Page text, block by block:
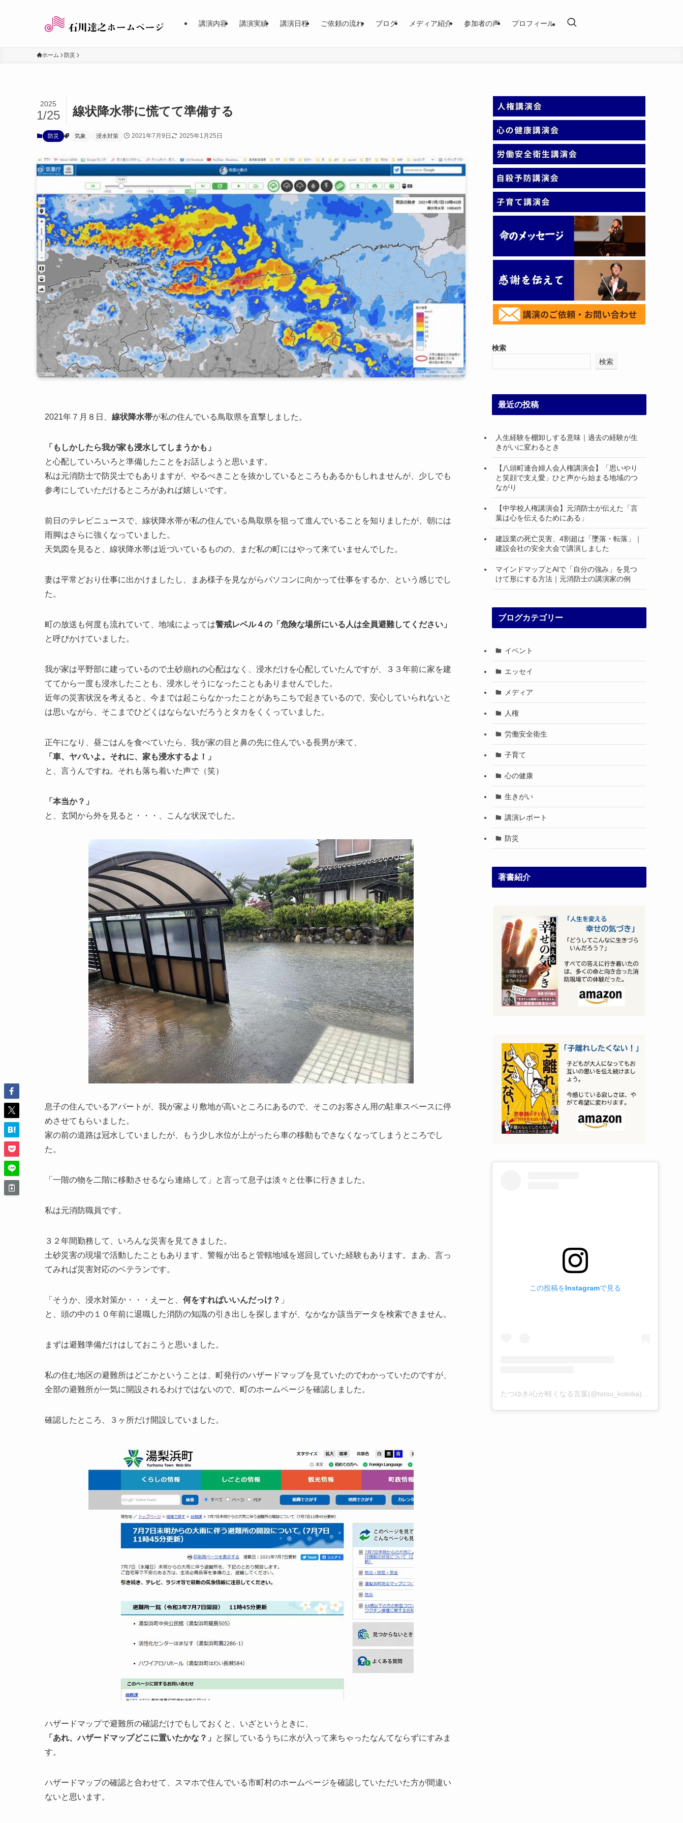
講演内容 講演実績 講演日程 ご依頼の流れ ブログ メディア紹介 参加者の声 プロフィール
ホーム 防災
線状降水帯に慌てて準備する
2025
1/25
防災 気象 浸水対策 2021年7月9日 2025年1月25日
2021年７月８日、 線状降水帯が私の住んでいる鳥取県を直撃しました。
「もしかしたら我が家も浸水してしまうかも」
と心配していろいろと準備したことをお話しようと思います。
私は元消防士で防災士でもありますが、やるべきことを抜かしているところもあるかもしれませんが、少しでも
参考にしていただけるところがあれば嬉しいです。
前日のテレビニュースで、線状降水帯が私の住んでいる鳥取県を狙って進んでいることを知りましたが、朝には
雨脚はさらに強くなっていました。
天気図を見ると、線状降水帯は近づいているものの、まだ私の町にはやって来ていませんでした。
妻は平常どおり仕事に出かけましたし、まあ様子を見ながらパソコンに向かって仕事をするか、という感じでし
た。
町の放送も何度も流れていて、地域によっては警戒レベル４の「危険な場所にいる人は全員避難してください」
と呼びかけていました。
我が家は平野部に建っているので土砂崩れの心配はなく、浸水だけを心配していたんですが、３３年前に家を建
ててから一度も浸水したことも、浸水しそうになったこともありませんでした。
近年の災害状況を考えると、今までは起こらなかったことがあちこちで起きているので、安心していられないと
は思いながら、そこまでひどくはならないだろうとタカをくくっていました。
正午になり、昼ごはんを食べていたら、我が家の目と鼻の先に住んでいる長男が来て、
「車、ヤバいよ。それに、家も浸水するよ！」
と、言うんですね。それも落ち着いた声で（笑）
「本当か？」
と、玄関から外を見ると・・・、こんな状況でした。
息子の住んでいるアパートが、我が家より敷地が高いところにあるので、そこのお客さん用の駐車スペースに停
めさせてもらいました。
家の前の道路は冠水していましたが、もう少し水位が上がったら車の移動もできなくなってしまうところでし
た。
「一階の物を二階に移動させるなら連絡して」と言って息子は淡々と仕事に行きました。
私は元消防職員です。
３２年間勤務して、いろんな災害を見てきました。
土砂災害の現場で活動したこともあります、警報が出ると管轄地域を巡回していた経験もあります。まあ、言っ
てみれば災害対応のベテランです。
「そうか、浸水対策か・・・えーと、 何をすればいいんだっけ？ 」
と、頭の中の１０年前に退職した消防の知識の引き出しを探しますが、なかなか該当データを検索できません。
まずは避難準備だけはしておこうと思いました。
私の住む地区の避難所はどこかということは、町発行のハザードマップを見ていたのでわかっていたのですが、
全部の避難所が一気に開設されるわけではないので、町のホームページを確認しました。
確認したところ、３ヶ所だけ開設していました。
ハザードマップで避難所の確認だけでもしておくと、いざというときに、
「あれ、ハザードマップどこに置いたかな？」
と探しているうちに水が入って来ちゃったなんてならずにすみま
す。
ハザードマップの確認と合わせて、スマホで住んでいる市町村のホームページを確認していただいた方が間違い
ないと思います。
検索
検索
最近の投稿
人生経験を棚卸しする意味｜過去の経験が生
きがいに変わるとき
【八頭町連合婦人会人権講演会】「思いやり
と笑顔で支え愛」ひと声から始まる地域のつ
ながり
【中学校人権講演会】元消防士が伝えた「言
葉は心を伝えるためにある」
建設業の死亡災害、4割超は「墜落・転落」｜
建設会社の安全大会で講演しました
マインドマップとAIで「自分の強み」を見つ
けて形にする方法｜元消防士の講演家の例
ブログカテゴリー
イベント
エッセイ
メディア
人権
労働安全衛生
子育て
心の健康
生きがい
講演レポート
防災
著書紹介
この投稿をInstagramで見る